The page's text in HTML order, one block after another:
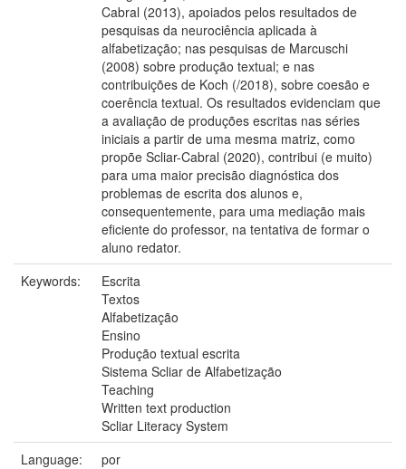
Cabral (2013), apoiados pelos resultados de
pesquisas da neurociência aplicada à
alfabetização; nas pesquisas de Marcuschi
(2008) sobre produção textual; e nas
contribuições de Koch (/2018), sobre coesão e
coerência textual. Os resultados evidenciam que
a avaliação de produções escritas nas séries
iniciais a partir de uma mesma matriz, como
propõe Scliar-Cabral (2020), contribui (e muito)
para uma maior precisão diagnóstica dos
problemas de escrita dos alunos e,
consequentemente, para uma mediação mais
eficiente do professor, na tentativa de formar o
aluno redator.
Keywords:
Escrita
Textos
Alfabetização
Ensino
Produção textual escrita
Sistema Scliar de Alfabetização
Teaching
Written text production
Scliar Literacy System
Language:
por